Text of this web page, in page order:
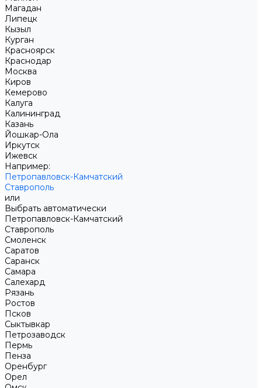
Магадан
Липецк
Кызыл
Курган
Красноярск
Краснодар
Москва
Киров
Кемерово
Калуга
Калининград
Казань
Йошкар-Ола
Иркутск
Ижевск
Например:
Петропавловск-Камчатский
Ставрополь
или
Выбрать автоматически
Петропавловск-Камчатский
Ставрополь
Смоленск
Саратов
Саранск
Самара
Салехард
Рязань
Ростов
Псков
Сыктывкар
Петрозаводск
Пермь
Пенза
Оренбург
Орел